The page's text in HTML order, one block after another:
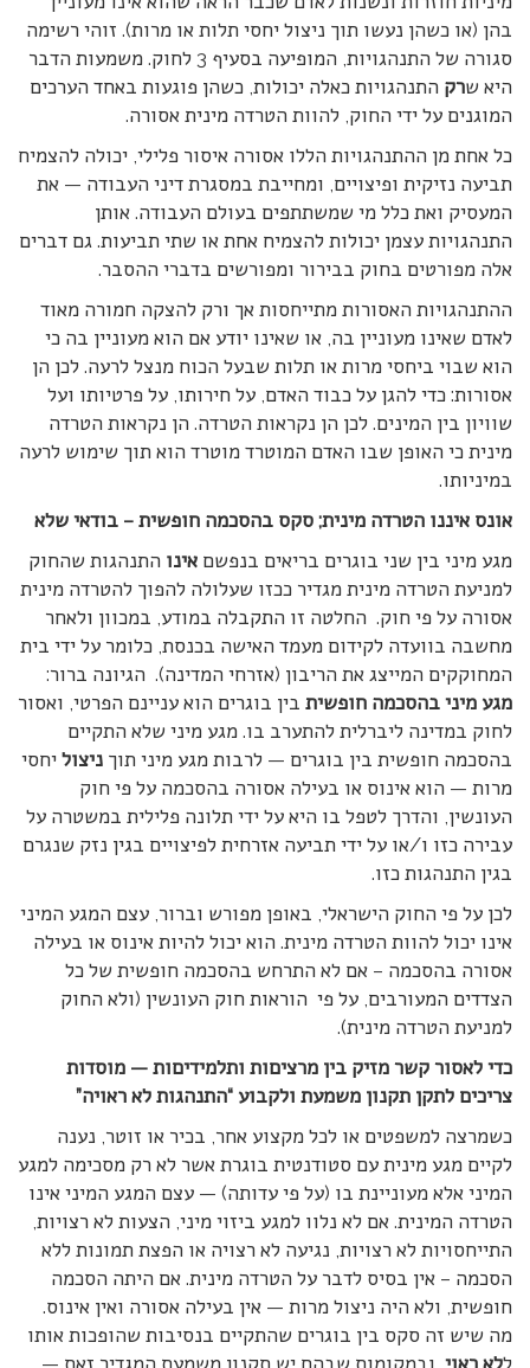
בהן (או כשהן נעשו תוך ניצול יחסי תלות או מרות). זוהי רשימה
סגורה של התנהגויות, המופיעה בסעיף 3 לחוק. משמעות הדבר
היא שרק התנהגויות כאלה יכולות, כשהן פוגעות באחד הערכים
המוגנים על ידי החוק, להוות הטרדה מינית אסורה.
כל אחת מן ההתנהגויות הללו אסורה איסור פלילי, יכולה להצמיח
תביעה נזיקית ופיצויים, ומחייבת במסגרת דיני העבודה — את
המעסיק ואת כלל מי שמשתתפים בעולם העבודה. אותן
התנהגויות עצמן יכולות להצמיח אחת או שתי תביעות. גם דברים
אלה מפורטים בחוק בבירור ומפורשים בדברי ההסבר.
ההתנהגויות האסורות מתייחסות אך ורק להצקה חמורה מאוד
לאדם שאינו מעוניין בה, או שאינו יודע אם הוא מעוניין בה כי
הוא שבוי ביחסי מרות או תלות שבעל הכוח מנצל לרעה. לכן הן
אסורות: כדי להגן על כבוד האדם, על חירותו, על פרטיותו ועל
שוויון בין המינים. לכן הן נקראות הטרדה. הן נקראות הטרדה
מינית כי האופן שבו האדם המוטרד מוטרד הוא תוך שימוש לרעה
במיניותו.
אונס איננו הטרדה מינית; סקס בהסכמה חופשית – בודאי שלא
מגע מיני בין שני בוגרים בריאים בנפשם אינו התנהגות שהחוק
למניעת הטרדה מינית מגדיר ככזו שעלולה להפוך להטרדה מינית
אסורה על פי חוק. החלטה זו התקבלה במודע, במכוון ולאחר
מחשבה בוועדה לקידום מעמד האישה בכנסת, כלומר על ידי בית
המחוקקים המייצג את הריבון (אזרחי המדינה). הגיונה ברור:
מגע מיני בהסכמה חופשית בין בוגרים הוא עניינם הפרטי, ואסור
לחוק במדינה ליברלית להתערב בו. מגע מיני שלא התקיים
בהסכמה חופשית בין בוגרים — לרבות מגע מיני תוך ניצול יחסי
מרות — הוא אינוס או בעילה אסורה בהסכמה על פי חוק
העונשין, והדרך לטפל בו היא על ידי תלונה פלילית במשטרה על
עבירה כזו ו/או על ידי תביעה אזרחית לפיצויים בגין נזק שנגרם
בגין התנהגות כזו.
לכן על פי החוק הישראלי, באופן מפורש וברור, עצם המגע המיני
אינו יכול להוות הטרדה מינית. הוא יכול להיות אינוס או בעילה
אסורה בהסכמה – אם לא התרחש בהסכמה חופשית של כל
הצדדים המעורבים, על פי הוראות חוק העונשין (ולא החוק
למניעת הטרדה מינית).
כדי לאסור קשר מזיק בין מרציםות ותלמידיםות — מוסדות
צריכים לתקן תקנון משמעת ולקבוע “התנהגות לא ראויה”
כשמרצה למשפטים או לכל מקצוע אחר, בכיר או זוטר, נענה
לקיים מגע מינית עם סטודנטית בוגרת אשר לא רק מסכימה למגע
המיני אלא מעוניינת בו (על פי עדותה) — עצם המגע המיני אינו
הטרדה המינית. אם לא נלוו למגע ביזוי מיני, הצעות לא רצויות,
התייחסויות לא רצויות, נגיעה לא רצויה או הפצת תמונות ללא
הסכמה – אין בסיס לדבר על הטרדה מינית. אם היתה הסכמה
חופשית, ולא היה ניצול מרות — אין בעילה אסורה ואין אינוס.
מה שיש זה סקס בין בוגרים שהתקיים בנסיבות שהופכות אותו
ללא ראוי, ובמקומות שבהם יש תקנון משמעת המגדיר זאת —